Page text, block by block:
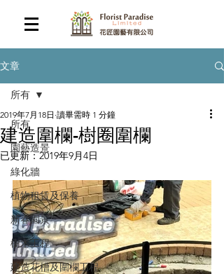
文章
所有
園藝造景
綠化牆
植物租賃及保養
新春園景
樹木工程
建造花槽及圍欄工程
所有
建造圍欄-樹圈圍欄
2019年7月18日 讀畢需時 1 分鐘
已更新：2019年9月4日